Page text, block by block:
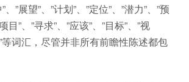
”展望”、”计划”、”定位”、”潜力”、”预
目”、”寻求”、”应该”、”目标”、”视
”等词汇，尽管并非所有前瞻性陈述都包